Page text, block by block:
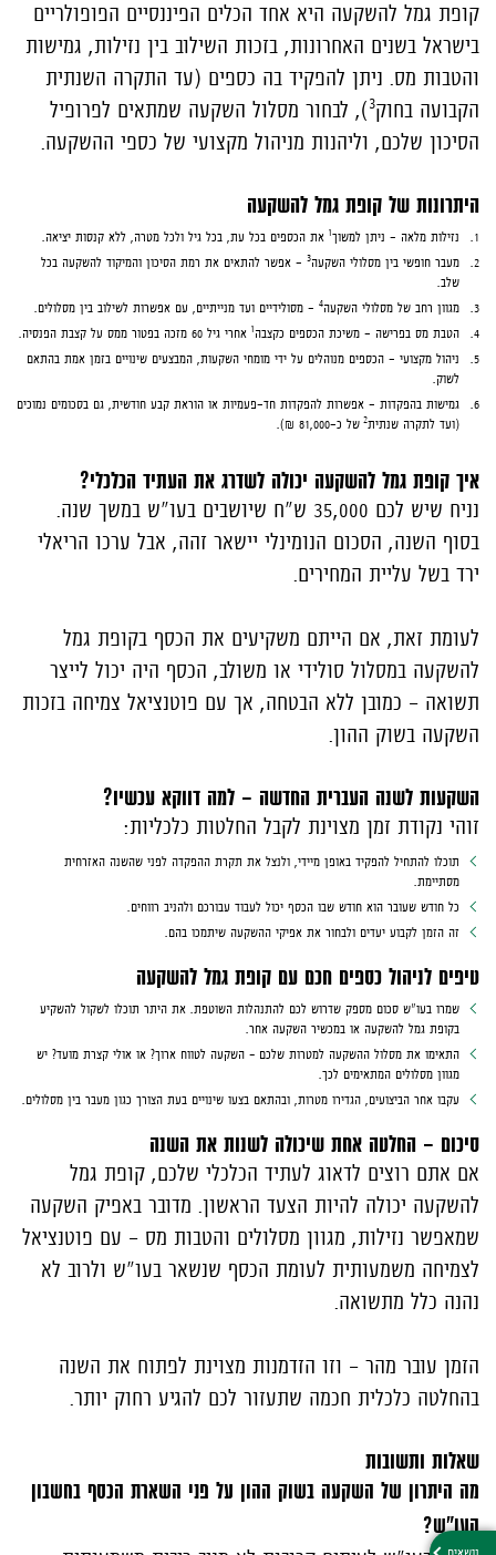
קופת גמל להשקעה היא אחד הכלים הפיננסיים הפופולריים
בישראל בשנים האחרונות, בזכות השילוב בין נזילות, גמישות
והטבות מס. ניתן להפקיד בה כספים (עד התקרה השנתית
הקבועה בחוק3), לבחור מסלול השקעה שמתאים לפרופיל
הסיכון שלכם, וליהנות מניהול מקצועי של כספי ההשקעה.
היתרונות של קופת גמל להשקעה
נזילות מלאה - ניתן למשוך1 את הכספים בכל עת, בכל גיל ולכל מטרה, ללא קנסות יציאה.
מעבר חופשי בין מסלולי השקעה3 - אפשר להתאים את רמת הסיכון והמיקוד להשקעה בכל
שלב.
מגוון רחב של מסלולי השקעה4 - מסולידיים ועד מנייתיים, עם אפשרות לשילוב בין מסלולים.
הטבת מס בפרישה - משיכת הכספים כקצבה1 אחרי גיל 60 מזכה בפטור ממס על קצבת הפנסיה.
ניהול מקצועי - הכספים מנוהלים על ידי מומחי השקעות, המבצעים שינויים בזמן אמת בהתאם
לשוק.
גמישות בהפקדות - אפשרות להפקדות חד-פעמיות או הוראת קבע חודשית, גם בסכומים נמוכים
(ועד לתקרה שנתית2 של כ-81,000 ₪).
איך קופת גמל להשקעה יכולה לשדרג את העתיד הכלכלי?
נניח שיש לכם 35,000 ש"ח שיושבים בעו"ש במשך שנה.
בסוף השנה, הסכום הנומינלי יישאר זהה, אבל ערכו הריאלי
ירד בשל עליית המחירים.
לעומת זאת, אם הייתם משקיעים את הכסף בקופת גמל
להשקעה במסלול סולידי או משולב, הכסף היה יכול לייצר
תשואה - כמובן ללא הבטחה, אך עם פוטנציאל צמיחה בזכות
השקעה בשוק ההון.
השקעות לשנה העברית החדשה - למה דווקא עכשיו?
זוהי נקודת זמן מצוינת לקבל החלטות כלכליות:
תוכלו להתחיל להפקיד באופן מיידי, ולנצל את תקרת ההפקדה לפני שהשנה האזרחית
מסתיימת.
כל חודש שעובר הוא חודש שבו הכסף יכול לעבוד עבורכם ולהניב רווחים.
זה הזמן לקבוע יעדים ולבחור את אפיקי ההשקעה שיתמכו בהם.
טיפים לניהול כספים חכם עם קופת גמל להשקעה
שמרו בעו"ש סכום מספק שדרוש לכם להתנהלות השוטפת. את היתר תוכלו לשקול להשקיע
בקופת גמל להשקעה או במכשיר השקעה אחר.
התאימו את מסלול ההשקעה למטרות שלכם – השקעה לטווח ארוך? או אולי קצרת מועד? יש
מגוון מסלולים המתאימים לכך.
עקבו אחר הביצועים, הגדירו מטרות, ובהתאם בצעו שינויים בעת הצורך כגון מעבר בין מסלולים.
סיכום - החלטה אחת שיכולה לשנות את השנה
אם אתם רוצים לדאוג לעתיד הכלכלי שלכם, קופת גמל
להשקעה יכולה להיות הצעד הראשון. מדובר באפיק השקעה
שמאפשר נזילות, מגוון מסלולים והטבות מס - עם פוטנציאל
לצמיחה משמעותית לעומת הכסף שנשאר בעו"ש ולרוב לא
נהנה כלל מתשואה.
הזמן עובר מהר - וזו הזדמנות מצוינת לפתוח את השנה
בהחלטה כלכלית חכמה שתעזור לכם להגיע רחוק יותר.
שאלות ותשובות
מה היתרון של השקעה בשוק ההון על פני השארת הכסף בחשבון
העו"ש?